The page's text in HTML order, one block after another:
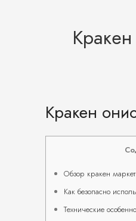
Кракен
Обзор кракен
Как безопасно
Технические